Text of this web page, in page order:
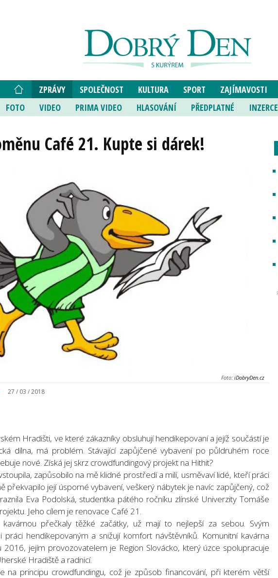
ZPRÁVY SPOLEČNOST KULTURA SPORT ZAJÍMAVOSTI
FOTO
VIDEO PRIMA VIDEO HLASOVÁNÍ PŘEDPLATNÉ INZERCE
Café 21. Kupte si dárek!
Foto: iDobryDen.cz
27 / 03 / 2018
Hradišti, ve které zákazníky obsluhují hendikepovaní a jejíž součástí je
dílna, má problém. Stávající zapůjčené vybavení po půldruhém roce
nové. Získá jej skrz crowdfundingový projekt na Hithit?
zapůsobilo na mě klidné prostředí a milí, usměvaví lidé, kteří práci
překvapilo její úsporné vybavení, veškerý nábytek je navíc zapůjčený, což
Eva Podolská, studentka pátého ročníku zlínské Univerzity Tomáše
Jeho cílem je renovace Café 21.
přečkaly těžké začátky, už mají to nejlepší za sebou. Svým
hendikepovaným a snižují komfort návštěvníků. Komunitní kavárna
jejím provozovatelem je Region Slovácko, který úzce spolupracuje
Hradiště a radnicí.
na principu crowdfundingu, což je způsob financování, při kterém větší